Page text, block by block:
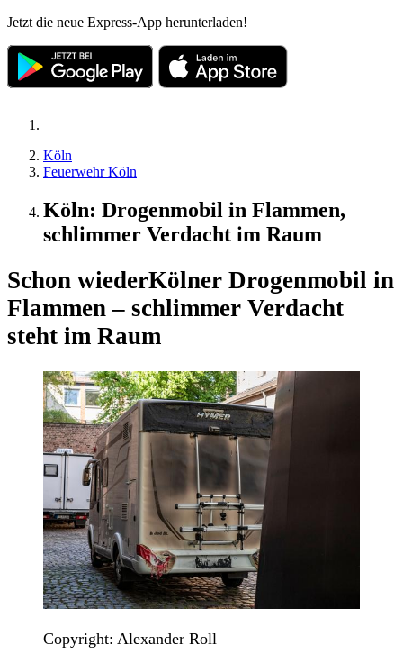
Jetzt die neue Express-App herunterladen!
Köln
Feuerwehr Köln
Köln: Drogenmobil in Flammen,
schlimmer Verdacht im Raum
Schon wiederKölner Drogenmobil in
Flammen – schlimmer Verdacht
steht im Raum
Copyright: Alexander Roll